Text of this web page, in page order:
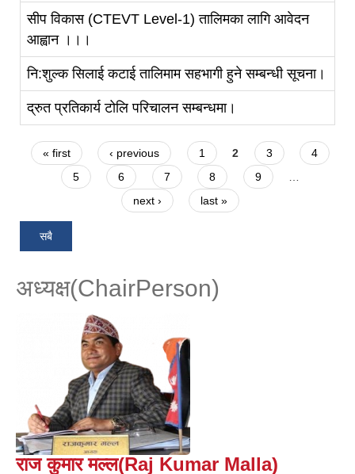
सीप विकास (CTEVT Level-1) तालिमका लागि आवेदन
आह्वान ।।।
नि:शुल्क सिलाई कटाई तालिमाम सहभागी हुने सम्बन्धी सूचना।
द्रुत प्रतिकार्य टोलि परिचालन सम्बन्धमा।
Pages
« first ‹ previous 1 2 3
4
5
6 7 8 9
…
next ›
last »
सबै
अध्यक्ष(ChairPerson)
राज कुमार मल्ल(Raj Kumar Malla)